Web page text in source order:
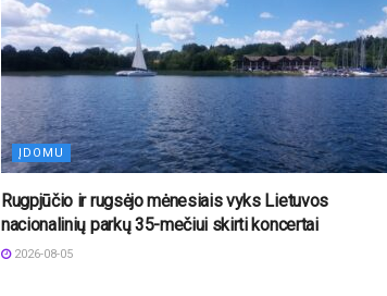
ĮDOMU
Rugpjūčio ir rugsėjo mėnesiais vyks Lietuvos
nacionalinių parkų 35-mečiui skirti koncertai
2026-08-05